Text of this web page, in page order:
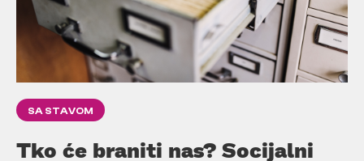
SA STAVOM
Tko će braniti nas? Socijalni